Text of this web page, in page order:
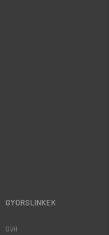
GYORSLINKEK
GVH